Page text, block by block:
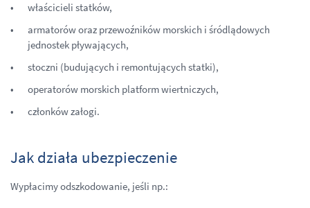
właścicieli statków,
armatorów oraz przewoźników morskich i śródlądowych
jednostek pływających,
stoczni (budujących i remontujących statki),
operatorów morskich platform wiertniczych,
członków załogi.
Jak działa ubezpieczenie
Wypłacimy odszkodowanie, jeśli np.: